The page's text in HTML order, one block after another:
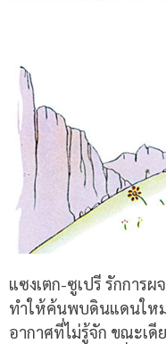
แซงเตก-ซูเปรี รักการผ
ทำให้ค้นพบดินแดนให
อากาศที่ไม่รู้จัก ขณะเดี